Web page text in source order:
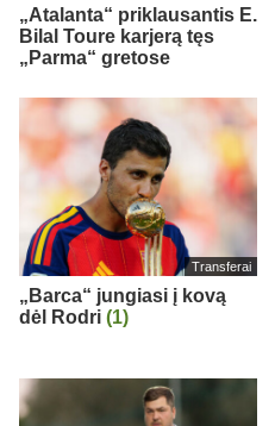
„Atalanta“ priklausantis E.
Bilal Toure karjerą tęs
„Parma“ gretose
Transferai
„Barca“ jungiasi į kovą
dėl Rodri (1)